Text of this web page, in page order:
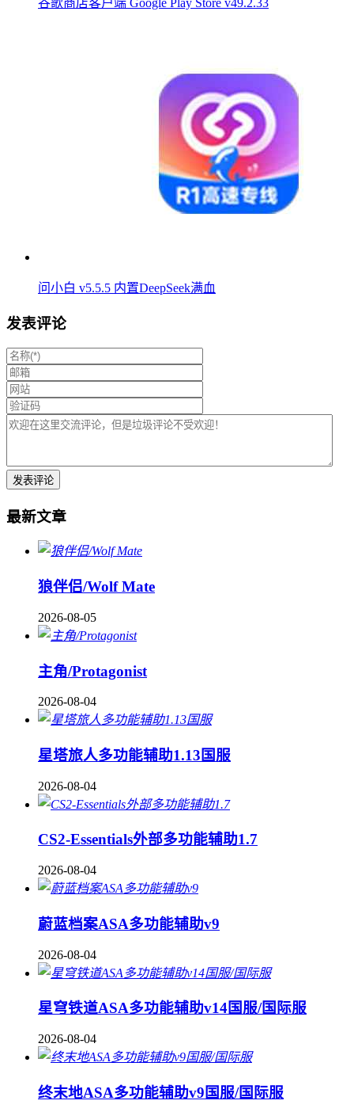
谷歌商店客户端 Google Play Store v49.2.33
问小白 v5.5.5 内置DeepSeek满血
发表评论
最新文章
狼伴侣/Wolf Mate
2026-08-05
主角/Protagonist
2026-08-04
星塔旅人多功能辅助1.13国服
2026-08-04
CS2-Essentials外部多功能辅助1.7
2026-08-04
蔚蓝档案ASA多功能辅助v9
2026-08-04
星穹铁道ASA多功能辅助v14国服/国际服
2026-08-04
终末地ASA多功能辅助v9国服/国际服